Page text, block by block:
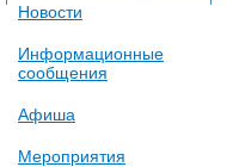
Новости
Информационные
сообщения
Афиша
Мероприятия